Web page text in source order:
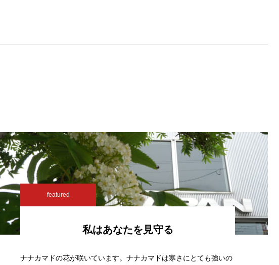
featured
私はあなたを見守る
ナナカマドの花が咲いています。ナナカマドは寒さにとても強いの